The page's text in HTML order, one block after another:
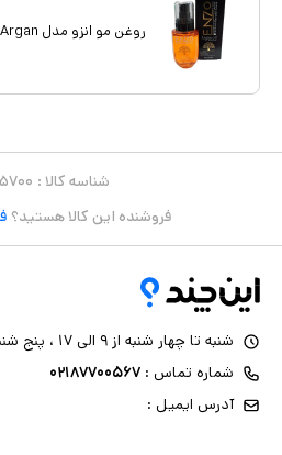
روغن مو انزو مدل Argan حجم ۶۰ میلی لیتر
شناسه کالا :
فروشنده این کالا هستید؟
شنبه تا چهار شنبه از ۹ الی ۱۷ ، پنج شنبه ۹ الی ۱۳
شماره تماس : ۰۲۱۸۷۷۰۰۵۶۷
آدرس ایمیل :